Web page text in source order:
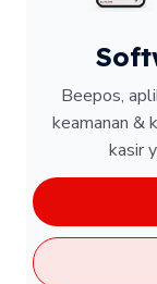
Beepos,
keamanan &
kasir